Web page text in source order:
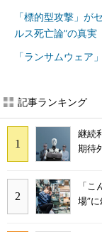
「標的型攻撃」
ルス死亡論”の真実
「ランサムウェア
記事ランキング
継続
期待
「
場”